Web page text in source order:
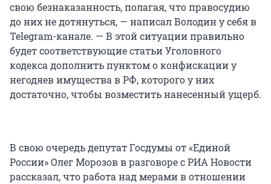
свою безнаказанность, полагая, что правосудию
до них не дотянуться, — написал Володин у себя в
Telegram-канале. — В этой ситуации правильно
будет соответствующие статьи Уголовного
кодекса дополнить пунктом о конфискации у
негодяев имущества в РФ, которого у них
достаточно, чтобы возместить нанесенный ущерб.
В свою очередь депутат Госдумы от «Единой
России» Олег Морозов в разговоре с РИА Новости
рассказал, что работа над мерами в отношении